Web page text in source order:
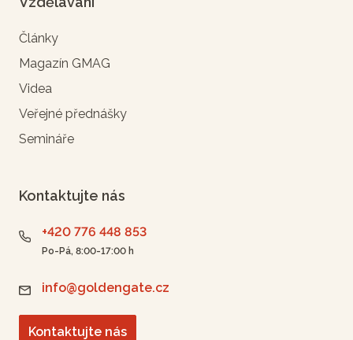
Články
Magazín GMAG
Videa
Veřejné přednášky
Semináře
Kontaktujte nás
+420 776 448 853
Po-Pá, 8:00-17:00 h
info@goldengate.cz
Kontaktujte nás